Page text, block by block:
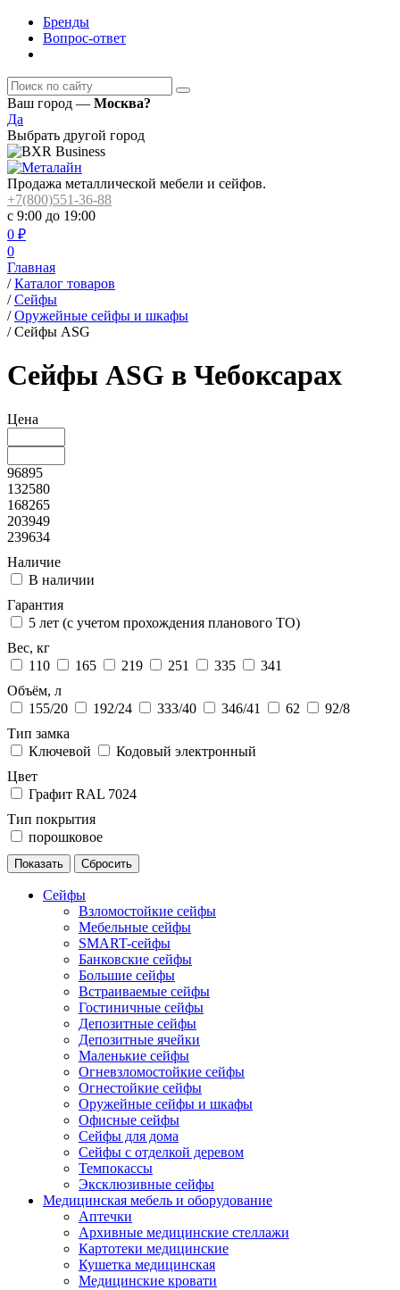
Бренды
Вопрос-ответ
Ваш город — Москва?
Да
Выбрать другой город
Продажа металлической мебели и сейфов.
+7(800)551-36-88
с 9:00 до 19:00
0 ₽
0
Главная
/ Каталог товаров
/ Сейфы
/ Оружейные сейфы и шкафы
/ Сейфы ASG
Сейфы ASG в Чебоксарах
Цена
96895
132580
168265
203949
239634
Наличие
В наличии
Гарантия
5 лет (с учетом прохождения планового ТО)
Вес, кг
110
165 219 251 335
341
Объём, л
155/20
192/24 333/40 346/41 62
92/8
Тип замка
Ключевой
Кодовый электронный
Цвет
Графит RAL 7024
Тип покрытия
порошковое
Сейфы
Взломостойкие сейфы
Мебельные сейфы
SMART-сейфы
Банковские сейфы
Большие сейфы
Встраиваемые сейфы
Гостиничные сейфы
Депозитные сейфы
Депозитные ячейки
Маленькие сейфы
Огневзломостойкие сейфы
Огнестойкие сейфы
Оружейные сейфы и шкафы
Офисные сейфы
Сейфы для дома
Сейфы с отделкой деревом
Темпокассы
Эксклюзивные сейфы
Медицинская мебель и оборудование
Аптечки
Архивные медицинские стеллажи
Картотеки медицинские
Кушетка медицинская
Медицинские кровати